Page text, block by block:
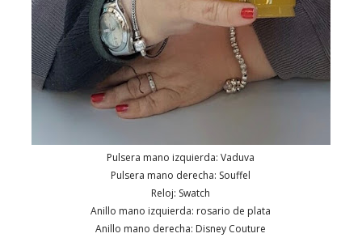
Pulsera mano izquierda: Vaduva
Pulsera mano derecha: Souffel
Reloj: Swatch
Anillo mano izquierda: rosario de plata
Anillo mano derecha: Disney Couture